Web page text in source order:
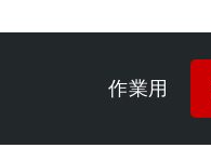
作業用